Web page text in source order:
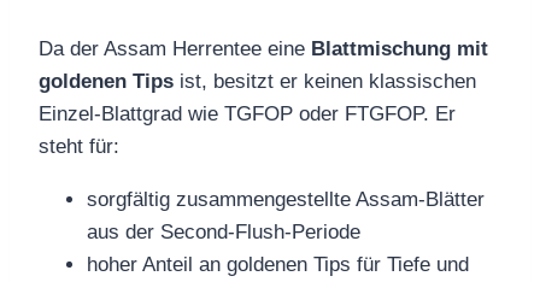
Da der Assam Herrentee eine Blattmischung mit
goldenen Tips ist, besitzt er keinen klassischen
Einzel‑Blattgrad wie TGFOP oder FTGFOP. Er
steht für:
sorgfältig zusammengestellte Assam‑Blätter
aus der Second‑Flush‑Periode
hoher Anteil an goldenen Tips für Tiefe und